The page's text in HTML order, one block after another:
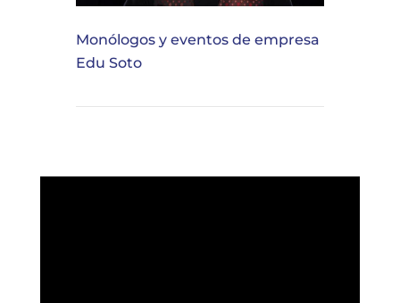
Monólogos y eventos de empresa
Edu Soto